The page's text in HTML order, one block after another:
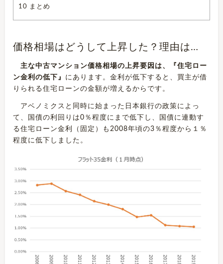
10 まとめ
価格相場はどうして上昇した？理由は…
主な中古マンション価格相場の上昇要因は、『住宅ロー
ン金利の低下』 にあります。金利が低下すると、買主が借
りられる住宅ローンの金額が増えるからです。
アベノミクスと同時に始まった日本銀行の政策によっ
て、国債の利回りは0％程度にまで低下し、国債に連動す
る住宅ローン金利（固定）も2008年頃の3％程度から１％
程度に低下しました。